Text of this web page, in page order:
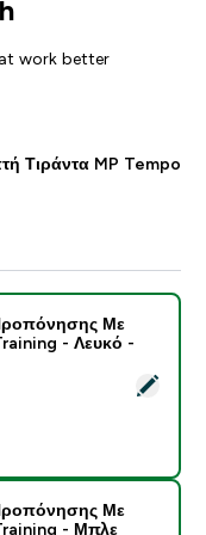
work better
Τιράντα MP Tempo
Προπόνησης
Με
- Λευκό -
Με
- Μπλε